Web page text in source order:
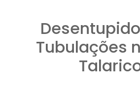
Tubulações